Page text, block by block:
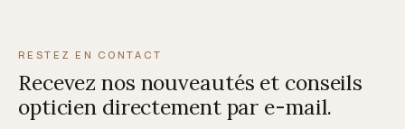
RESTEZ EN CONTACT
Recevez nos nouveautés et conseils
opticien directement par e-mail.